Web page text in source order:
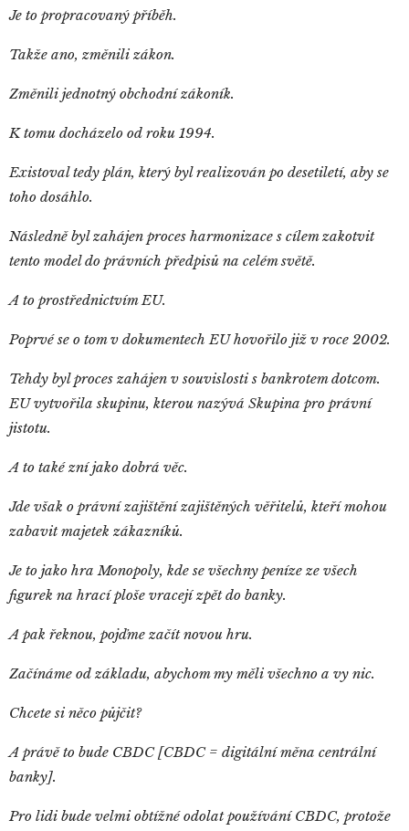
Je to propracovaný příběh.
Takže ano, změnili zákon.
Změnili jednotný obchodní zákoník.
K tomu docházelo od roku 1994.
Existoval tedy plán, který byl realizován po desetiletí, aby se
toho dosáhlo.
Následně byl zahájen proces harmonizace s cílem zakotvit
tento model do právních předpisů na celém světě.
A to prostřednictvím EU.
Poprvé se o tom v dokumentech EU hovořilo již v roce 2002.
Tehdy byl proces zahájen v souvislosti s bankrotem dotcom.
EU vytvořila skupinu, kterou nazývá Skupina pro právní
jistotu.
A to také zní jako dobrá věc.
Jde však o právní zajištění zajištěných věřitelů, kteří mohou
zabavit majetek zákazníků.
Je to jako hra Monopoly, kde se všechny peníze ze všech
figurek na hrací ploše vracejí zpět do banky.
A pak řeknou, pojďme začít novou hru.
Začínáme od základu, abychom my měli všechno a vy nic.
Chcete si něco půjčit?
A právě to bude CBDC [CBDC = digitální měna centrální
banky].
Pro lidi bude velmi obtížné odolat používání CBDC, protože